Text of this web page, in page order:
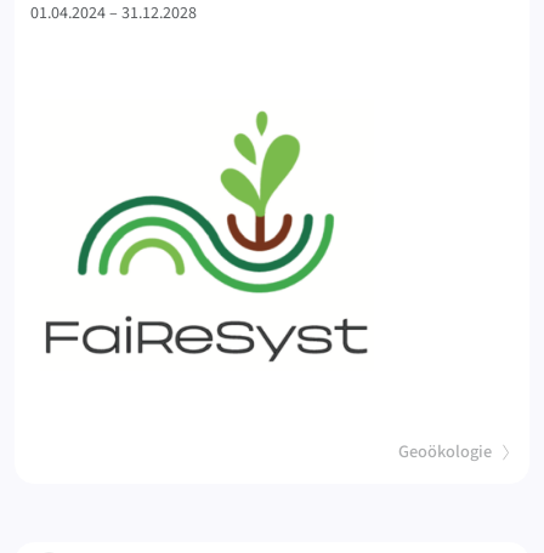
(Geoökologie)
01.04.2024 – 31.12.2028